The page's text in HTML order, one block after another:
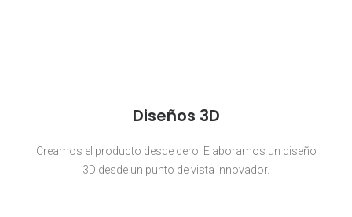
Diseños 3D
Creamos el producto desde cero. Elaboramos un diseño
3D desde un punto de vista innovador.